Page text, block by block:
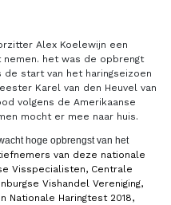
Alex Koelewijn een
nemen. het was de opbrengt
de start van het haringseizoen
Karel van den Heuvel van
volgens de Amerikaanse
mocht er mee naar huis.
hoge opbrengst van het
van deze nationale
Visspecialisten, Centrale
Vishandel Vereniging,
Nationale Haringtest 2018,